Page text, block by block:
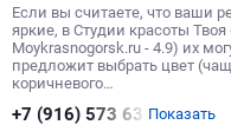
Если вы считаете, что ваши
яркие, в Студии красоты Твоя
Moykrasnogorsk.ru - 4.9) их
предложит выбрать цвет
коричневого…
+7 (916) 573 63 Показать